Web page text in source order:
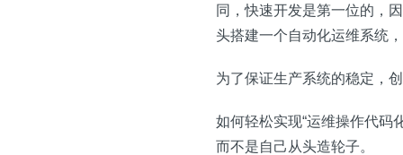
同，快速开发是第一位的，
头搭建一个自动化运维系统
为了保证生产系统的稳定，
如何轻松实现“运维操作代码
而不是自己从头造轮子。